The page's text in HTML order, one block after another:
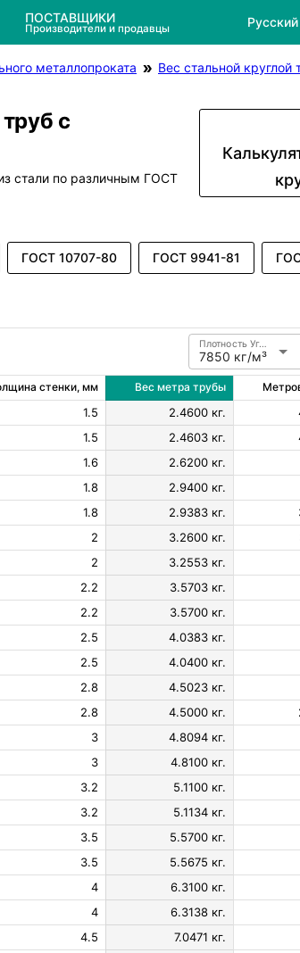
ПОСТАВЩИКИ
Производители и продавцы Русский
металлопроката Вес стальной круглой
с
стали по различным ГОСТ
ГОСТ 10707-80 ГОСТ 9941-81
7850 кг/м³
Плотность Углеродистая сталь
стенки, мм Вес метра трубы
1.5 2.4600 кг.
1.5 2.4603 кг.
1.6 2.6200 кг.
1.8 2.9400 кг.
1.8 2.9383 кг.
2 3.2600 кг.
2 3.2553 кг.
2.2 3.5703 кг.
2.2 3.5700 кг.
2.5 4.0383 кг.
2.5 4.0400 кг.
2.8 4.5023 кг.
2.8 4.5000 кг.
3 4.8094 кг.
3 4.8100 кг.
3.2 5.1100 кг.
3.2 5.1134 кг.
3.5 5.5700 кг.
3.5 5.5675 кг.
4 6.3100 кг.
4 6.3138 кг.
4.5 7.0471 кг.